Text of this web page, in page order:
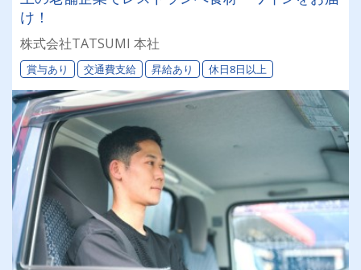
け！
株式会社TATSUMI 本社
賞与あり 交通費支給 昇給あり 休日8日以上